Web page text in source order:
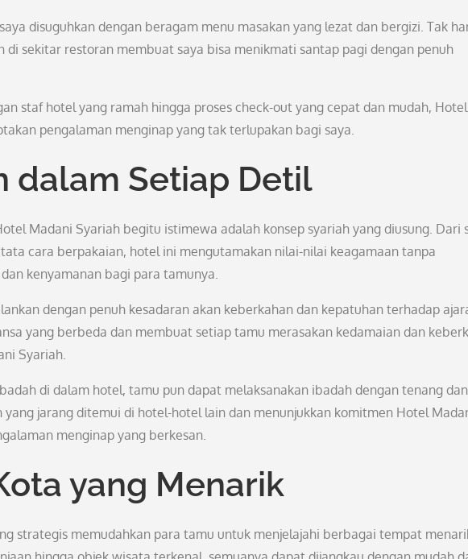
disuguhkan dengan beragam menu masakan yang lezat dan bergizi. Tak
di sekitar restoran membuat saya bisa menikmati santap pagi dengan penuh
staf hotel yang ramah hingga proses check-out yang cepat dan mudah, Hotel
pengalaman menginap yang tak terlupakan bagi saya.
dalam Setiap Detil
Madani Syariah begitu istimewa adalah konsep syariah yang diusung. Dari
cara berpakaian, hotel ini mengutamakan nilai-nilai keagamaan tanpa
kenyamanan bagi para tamunya.
dengan penuh kesadaran akan keberkahan dan kepatuhan terhadap
yang berbeda dan membuat setiap tamu merasakan kedamaian dan
Syariah.
di dalam hotel, tamu pun dapat melaksanakan ibadah dengan tenang dan
yang jarang ditemui di hotel-hotel lain dan menunjukkan komitmen Hotel
menginap yang berkesan.
yang Menarik
strategis memudahkan para tamu untuk menjelajahi berbagai tempat